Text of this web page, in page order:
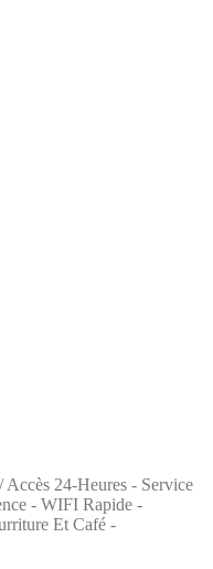
24-Heures - Service
- WIFI Rapide -
Et Café -